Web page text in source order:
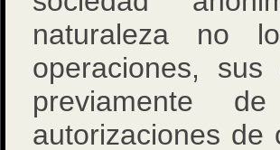
naturaleza no
operaciones, sus
previamente
autorizaciones de